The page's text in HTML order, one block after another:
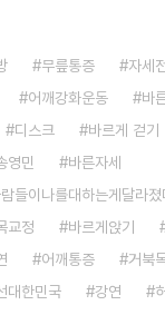
무릎통증
자세
어깨강화운동
바
디스크 바르게 걷기
영민
바른자세
들이나를대하는게달라졌
교정 바르게앉기
어깨통증
거북
대한민국 강연